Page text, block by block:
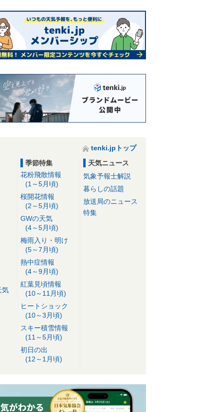
tenki.jpトップ
気
季節特集
花粉飛散情報
(1～5月頃)
桜開花情報
(2～5月頃)
GWの天気
(4～5月頃)
梅雨入り・明け
(5～7月頃)
熱中症情報
(4～9月頃)
紅葉見頃情報
(10～11月頃)
ヒートショック
(10～3月頃)
スキー積雪情報
(11～5月頃)
初日の出
(12～1月頃)
天気ニュース
気象予報士解説
暮らしの話題
放送局のニュース
特集